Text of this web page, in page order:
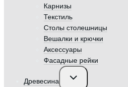
Карнизы
Текстиль
Столы столешницы
Вешалки и крючки
Аксессуары
Фасадные рейки
Древесина
Переключить
дочернее